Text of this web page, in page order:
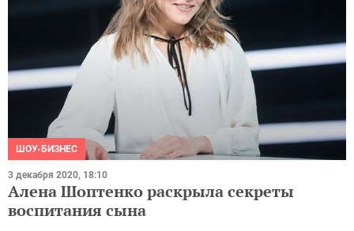
ШОУ-БИЗНЕС
3 декабря 2020, 18:10
Алена Шоптенко раскрыла секреты
воспитания сына